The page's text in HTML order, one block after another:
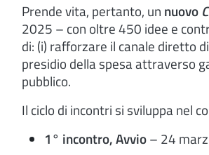
Prende vita, pertanto, un nuovo
2025 – con oltre 450 idee e
di: (i) rafforzare il canale diretto
presidio della spesa attraverso
pubblico.
Il ciclo di incontri si sviluppa nel
1° incontro, Avvio– 24